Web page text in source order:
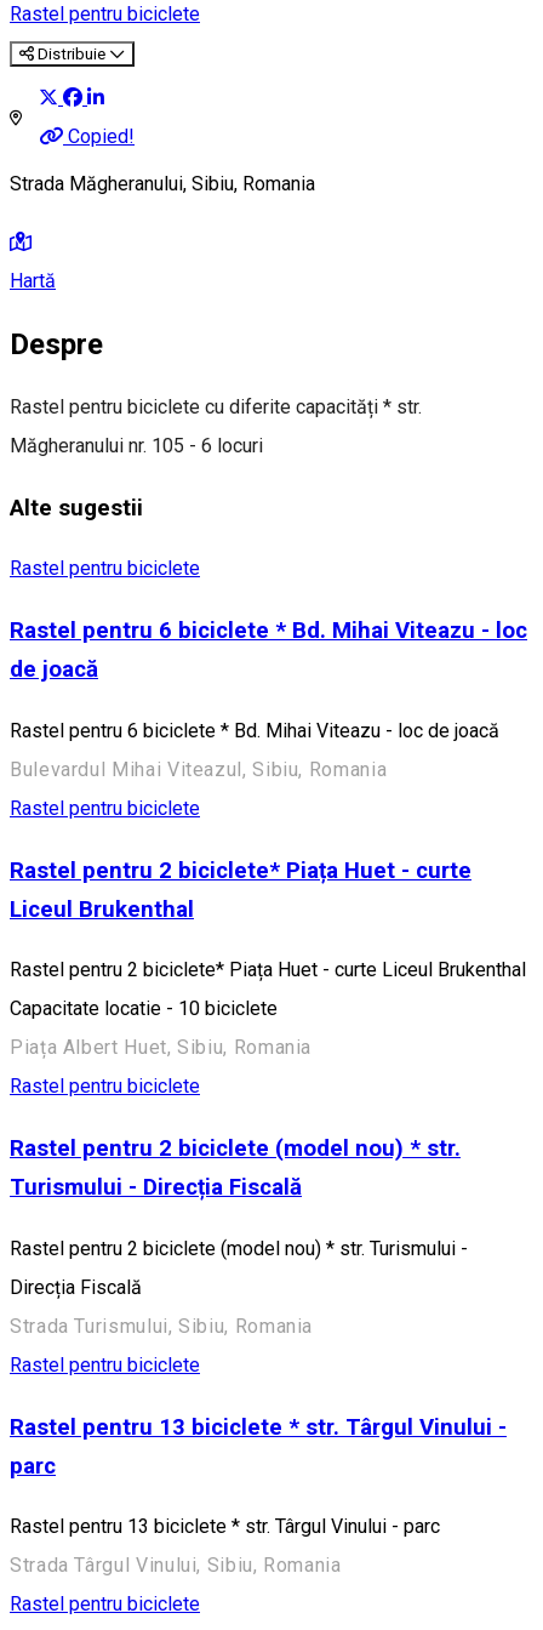
Rastel pentru biciclete
Distribuie
Copied!
Strada Măgheranului, Sibiu, Romania
Hartă
Despre
Rastel pentru biciclete cu diferite capacități * str.
Măgheranului nr. 105 - 6 locuri
Alte sugestii
Rastel pentru biciclete
Rastel pentru 6 biciclete * Bd. Mihai Viteazu - loc
de joacă
Rastel pentru 6 biciclete * Bd. Mihai Viteazu - loc de joacă
Bulevardul Mihai Viteazul, Sibiu, Romania
Rastel pentru biciclete
Rastel pentru 2 biciclete* Piața Huet - curte
Liceul Brukenthal
Rastel pentru 2 biciclete* Piața Huet - curte Liceul Brukenthal
Capacitate locatie - 10 biciclete
Piața Albert Huet, Sibiu, Romania
Rastel pentru biciclete
Rastel pentru 2 biciclete (model nou) * str.
Turismului - Direcția Fiscală
Rastel pentru 2 biciclete (model nou) * str. Turismului -
Direcția Fiscală
Strada Turismului, Sibiu, Romania
Rastel pentru biciclete
Rastel pentru 13 biciclete * str. Târgul Vinului -
parc
Rastel pentru 13 biciclete * str. Târgul Vinului - parc
Strada Târgul Vinului, Sibiu, Romania
Rastel pentru biciclete